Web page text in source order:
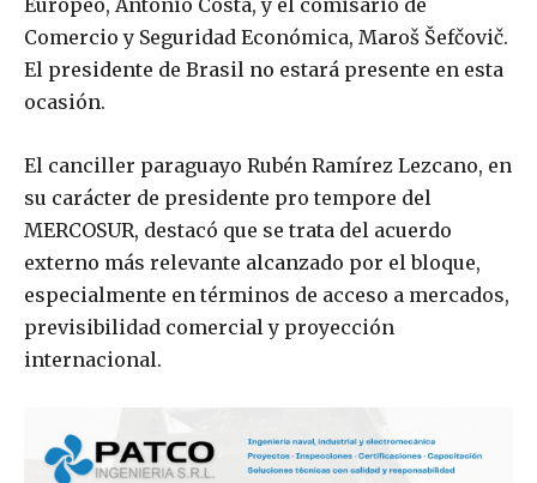
Europeo, António Costa, y el comisario de
Comercio y Seguridad Económica, Maroš Šefčovič.
El presidente de Brasil no estará presente en esta
ocasión.
El canciller paraguayo Rubén Ramírez Lezcano, en
su carácter de presidente pro tempore del
MERCOSUR, destacó que se trata del acuerdo
externo más relevante alcanzado por el bloque,
especialmente en términos de acceso a mercados,
previsibilidad comercial y proyección
internacional.